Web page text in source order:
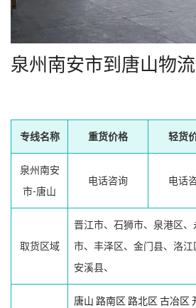
泉州南安市到唐山物
专线名称 重货价格 轻货
泉州南安
市-唐山
电话咨询 电话
取货区域
晋江市、石狮市、泉港区
市、丰泽区、金门县、洛江
安溪县、
唐山 路南区 路北区 古冶区